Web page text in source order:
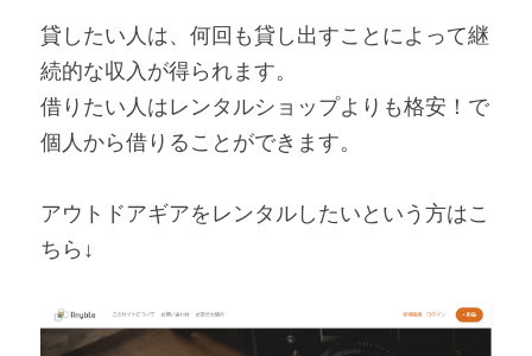
貸したい人は、何回も貸し出すことによって継
続的な収入が得られます。
借りたい人はレンタルショップよりも格安！で
個人から借りることができます。
アウトドアギアをレンタルしたいという方はこ
ちら↓